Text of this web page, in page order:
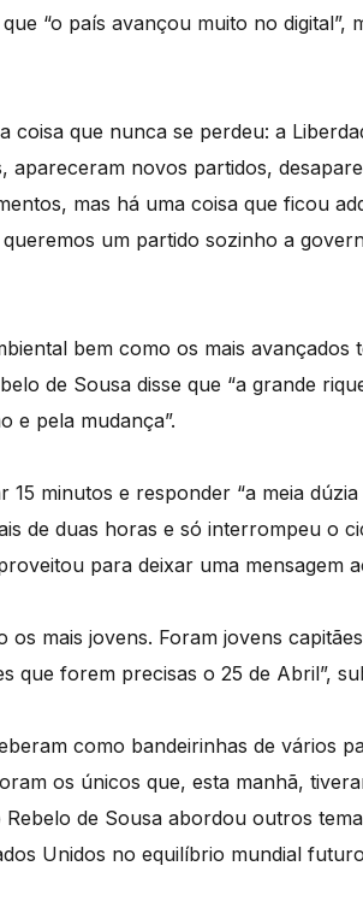
“o país avançou muito no digital”,
coisa que nunca se perdeu: a
novos partidos,
mas há uma coisa que ficou
um partido sozinho a
bem como os mais avançados
de Sousa disse que “a grande
e pela mudança”.
minutos e responder “a meia
de duas horas e só interrompeu o
para deixar uma mensagem
mais jovens. Foram jovens
que forem precisas o 25 de Abril”,
como bandeirinhas de vários
os únicos que, esta manhã,
de Sousa abordou outros
Unidos no equilíbrio mundial